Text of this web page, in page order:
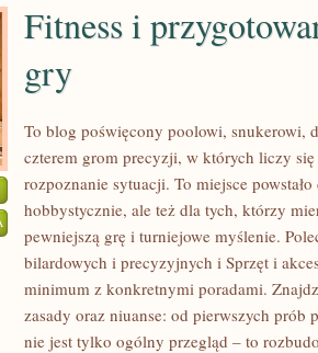
PRZYGOTOWANIE
Fitness i
gry
To blog poświęcony poolowi, snukerowi,
czterem grom precyzji, w których liczy się
rozpoznanie sytuacji. To miejsce
hobbystycznie, ale też dla tych, którzy
pewniejszą grę i turniejowe myślenie.
bilardowych i precyzyjnych i Sprzęt i
minimum z konkretnymi poradami.
zasady oraz niuanse: od pierwszych prób
nie jest tylko ogólny przegląd – to